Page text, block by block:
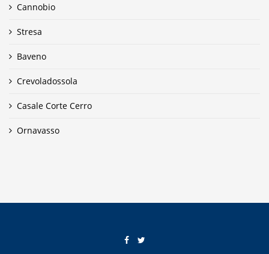
Cannobio
Stresa
Baveno
Crevoladossola
Casale Corte Cerro
Ornavasso